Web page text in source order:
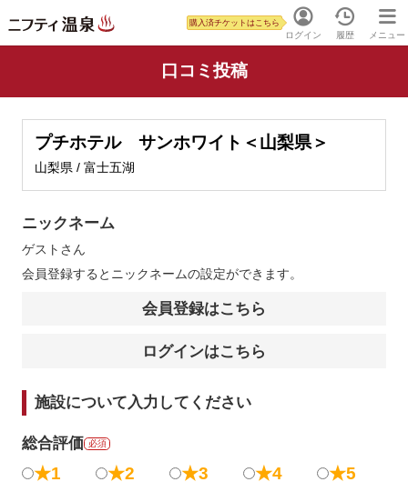
ログイン
購入済チケットはこちら
履歴 メニュー
口コミ投稿
プチホテル サンホワイト＜山梨県＞
山梨県 / 富士五湖
ニックネーム
ゲスト さん
会員登録するとニックネームの設定ができます。
会員登録はこちら
ログインはこちら
施設について入力してください
総合評価 必須
★1 ★2 ★3 ★4 ★5